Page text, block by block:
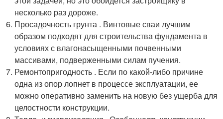
несколько раз дороже.
Просадочность грунта . Винтовые сваи лучшим
образом подходят для строительства фундамента в
условиях с влагонасыщенными почвенными
массивами, подверженными силам пучения.
Ремонтопригодность . Если по какой-либо причине
одна из опор лопнет в процессе эксплуатации, ее
можно оперативно заменить на новую без ущерба для
целостности конструкции.